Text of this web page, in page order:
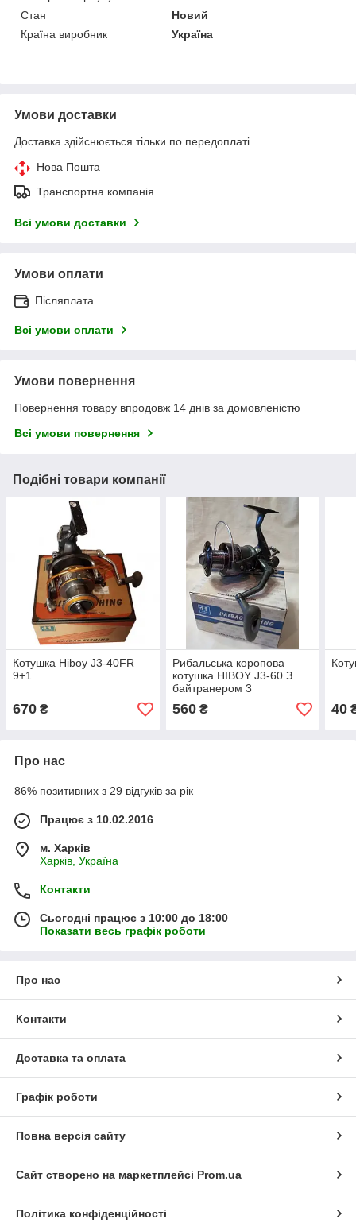
Стан
Новий
Країна виробник
Україна
Умови доставки
Доставка здійснюється тільки по передоплаті.
Нова Пошта
Транспортна компанія
Всі умови доставки
Умови оплати
Післяплата
Всі умови оплати
Умови повернення
Повернення товару впродовж 14 днів за домовленістю
Всі умови повернення
Подібні товари компанії
Котушка Hiboy J3-40FR
9+1
670 ₴
Рибальська коропова
котушка HIBOY J3-60 З
байтранером 3
підшипники
560₴ 40
Про нас
86% позитивних з 29 відгуків за рік
Працює з 10.02.2016
м. Харків
Харків, Україна
Контакти
Сьогодні працює з 10:00 до 18:00
Показати весь графік роботи
Про нас
Контакти
Доставка та оплата
Графік роботи
Повна версія сайту
Сайт створено на маркетплейсі Prom.ua
Політика конфіденційності